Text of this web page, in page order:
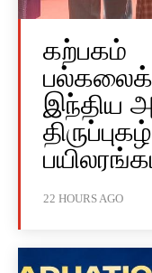
கற்பகம்
இந்திய
22 HOURS AGO